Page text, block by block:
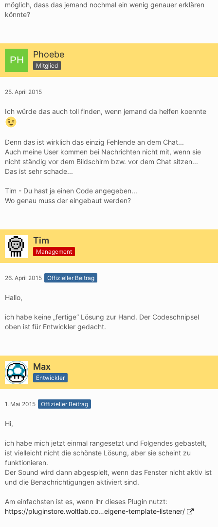
möglich, dass das jemand nochmal ein wenig genauer erklären
könnte?
Phoebe
Mitglied
25. April 2015
Ich würde das auch toll finden, wenn jemand da helfen koennte
Denn das ist wirklich das einzig Fehlende an dem Chat...
Auch meine User kommen bei Nachrichten nicht mit, wenn sie
nicht ständig vor dem Bildschirm bzw. vor dem Chat sitzen...
Das ist sehr schade...
Tim - Du hast ja einen Code angegeben...
Wo genau muss der eingebaut werden?
Tim
Management
26. April 2015 Offizieller Beitrag
Hallo,
ich habe keine „fertige“ Lösung zur Hand. Der Codeschnipsel
oben ist für Entwickler gedacht.
Max
Entwickler
1. Mai 2015 Offizieller Beitrag
Hi,
ich habe mich jetzt einmal rangesetzt und Folgendes gebastelt,
ist vielleicht nicht die schönste Lösung, aber sie scheint zu
funktionieren.
Der Sound wird dann abgespielt, wenn das Fenster nicht aktiv ist
und die Benachrichtigungen aktiviert sind.
Am einfachsten ist es, wenn ihr dieses Plugin nutzt:
https://pluginstore.woltlab.co…eigene-template-listener/